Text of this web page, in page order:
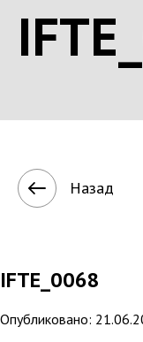
Назад
IFTE_0068
Опубликовано: